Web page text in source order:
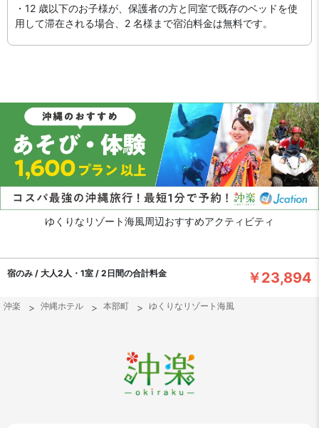
・12 歳以下のお子様が、保護者の方と同室で既存のベッドを使
用して滞在される場合、2 名様まで宿泊料金は無料です。
ゆくりなリゾート海風周辺おすすめアクティビティ
宿のみ / 大人2人・1室 / 2日間の合計料金 ￥23,894
沖楽 沖縄ホテル 本部町 ゆくりなリゾート海風